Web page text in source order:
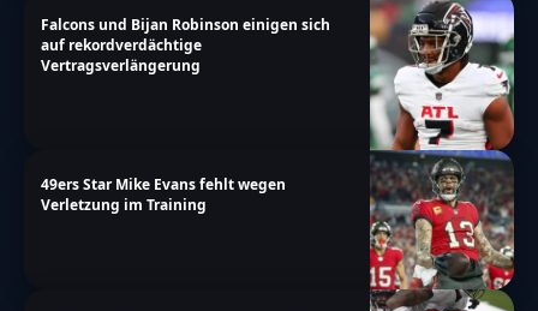
Falcons und Bijan Robinson einigen sich
auf rekordverdächtige
Vertragsverlängerung
49ers Star Mike Evans fehlt wegen
Verletzung im Training